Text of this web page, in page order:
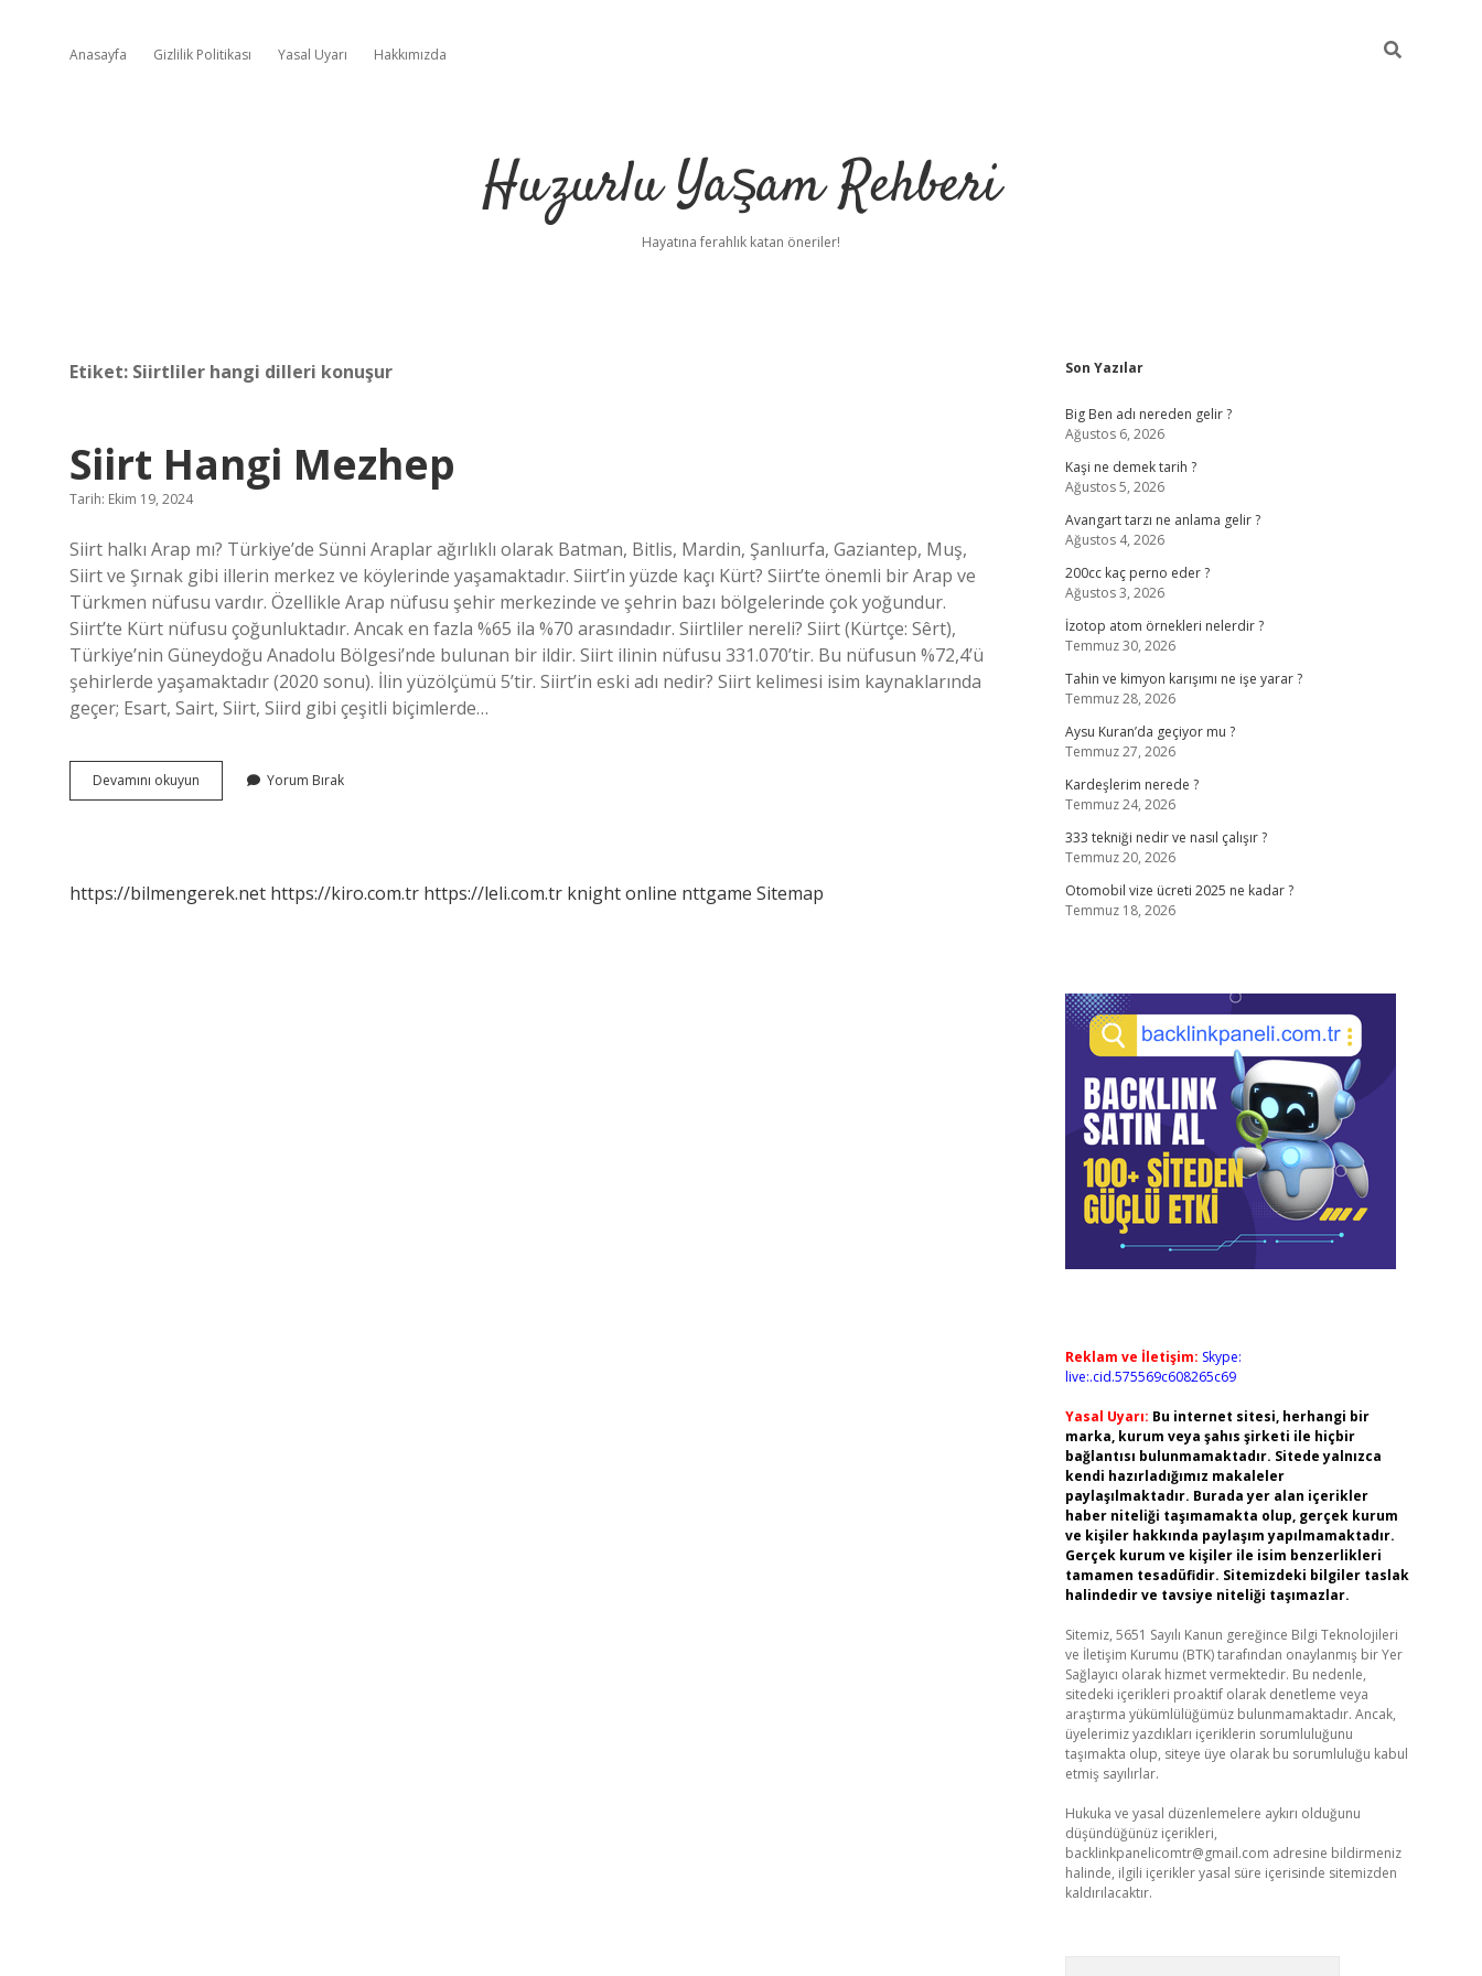
Anasayfa Gizlilik Politikası Yasal Uyarı Hakkımızda
Huzurlu Yaşam Rehberi
Hayatına ferahlık katan öneriler!
Etiket: Siirtliler hangi dilleri konuşur
Siirt Hangi Mezhep
Tarih: Ekim 19, 2024
Siirt halkı Arap mı? Türkiye’de Sünni Araplar ağırlıklı olarak Batman, Bitlis, Mardin, Şanlıurfa, Gaziantep, Muş,
Siirt ve Şırnak gibi illerin merkez ve köylerinde yaşamaktadır. Siirt’in yüzde kaçı Kürt? Siirt’te önemli bir Arap ve
Türkmen nüfusu vardır. Özellikle Arap nüfusu şehir merkezinde ve şehrin bazı bölgelerinde çok yoğundur.
Siirt’te Kürt nüfusu çoğunluktadır. Ancak en fazla %65 ila %70 arasındadır. Siirtliler nereli? Siirt (Kürtçe: Sêrt),
Türkiye’nin Güneydoğu Anadolu Bölgesi’nde bulunan bir ildir. Siirt ilinin nüfusu 331.070’tir. Bu nüfusun %72,4’ü
şehirlerde yaşamaktadır (2020 sonu). İlin yüzölçümü 5’tir. Siirt’in eski adı nedir? Siirt kelimesi isim kaynaklarında
geçer; Esart, Sairt, Siirt, Siird gibi çeşitli biçimlerde…
Devamını okuyun
Hangi
Yorum Bırak
https://bilmengerek.net https://kiro.com.tr https://leli.com.tr knight online nttgame Sitemap
Sidebar
Son Yazılar
Big Ben adı nereden gelir ?
Ağustos 6, 2026
Kaşi ne demek tarih ?
Ağustos 5, 2026
Avangart tarzı ne anlama gelir ?
Ağustos 4, 2026
200cc kaç perno eder ?
Ağustos 3, 2026
İzotop atom örnekleri nelerdir ?
Temmuz 30, 2026
Tahin ve kimyon karışımı ne işe yarar ?
Temmuz 28, 2026
Aysu Kuran’da geçiyor mu ?
Temmuz 27, 2026
Kardeşlerim nerede ?
Temmuz 24, 2026
333 tekniği nedir ve nasıl çalışır ?
Temmuz 20, 2026
Otomobil vize ücreti 2025 ne kadar ?
Temmuz 18, 2026
Reklam ve İletişim: Skype:
live:.cid.575569c608265c69
Yasal Uyarı: Bu internet sitesi, herhangi bir
marka, kurum veya şahıs şirketi ile hiçbir
bağlantısı bulunmamaktadır. Sitede yalnızca
kendi hazırladığımız makaleler
paylaşılmaktadır. Burada yer alan içerikler
haber niteliği taşımamakta olup, gerçek kurum
ve kişiler hakkında paylaşım yapılmamaktadır.
Gerçek kurum ve kişiler ile isim benzerlikleri
tamamen tesadüfidir. Sitemizdeki bilgiler taslak
halindedir ve tavsiye niteliği taşımazlar.
Sitemiz, 5651 Sayılı Kanun gereğince Bilgi Teknolojileri
ve İletişim Kurumu (BTK) tarafından onaylanmış bir Yer
Sağlayıcı olarak hizmet vermektedir. Bu nedenle,
sitedeki içerikleri proaktif olarak denetleme veya
araştırma yükümlülüğümüz bulunmamaktadır. Ancak,
üyelerimiz yazdıkları içeriklerin sorumluluğunu
taşımakta olup, siteye üye olarak bu sorumluluğu kabul
etmiş sayılırlar.
Hukuka ve yasal düzenlemelere aykırı olduğunu
düşündüğünüz içerikleri,
backlinkpanelicomtr@gmail.com adresine bildirmeniz
halinde, ilgili içerikler yasal süre içerisinde sitemizden
kaldırılacaktır.